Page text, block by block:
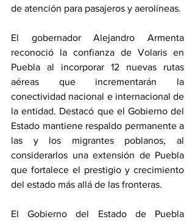
de atención para pasajeros y aerolíneas.
El gobernador Alejandro Armenta
reconoció la confianza de Volaris en
Puebla al incorporar 12 nuevas rutas
aéreas que incrementarán la
conectividad nacional e internacional de
la entidad. Destacó que el Gobierno del
Estado mantiene respaldo permanente a
las y los migrantes poblanos, al
considerarlos una extensión de Puebla
que fortalece el prestigio y crecimiento
del estado más allá de las fronteras.
El Gobierno del Estado de Puebla